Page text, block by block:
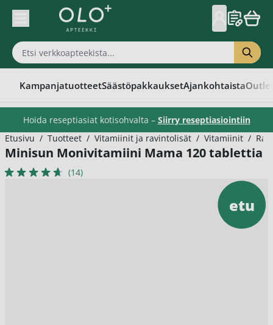
Skip to Content
KampanjatuotteetSäästöpakkauksetAjankohtaista
Hoida reseptiasiat kotisohvalta – Siirry reseptiasiointiin
Etusivu / Tuotteet / Vitamiinit ja ravintolisät / Vitamiinit /
Minisun Monivitamiini Mama 120 tablettia
(14)
etu